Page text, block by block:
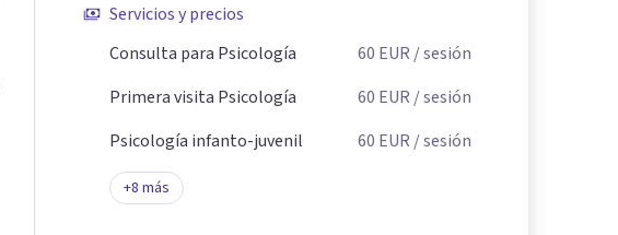
Servicios y precios
Consulta para Psicología
60 EUR / sesión
Primera visita Psicología
60 EUR / sesión
Psicología infanto-juvenil
60 EUR / sesión
+8 más